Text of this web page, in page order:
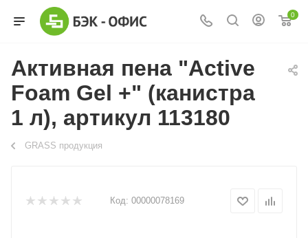
0
Активная пена "Active
Foam Gel +" (канистра
1 л), артикул 113180
GRASS продукция
Код: 00000078169